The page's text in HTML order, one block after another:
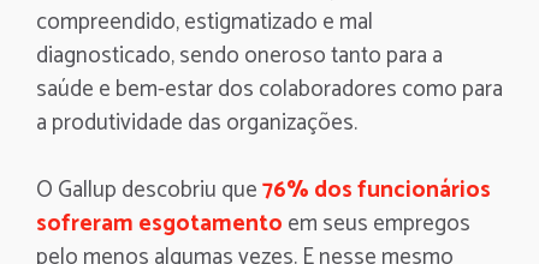
compreendido, estigmatizado e mal
diagnosticado, sendo oneroso tanto para a
saúde e bem-estar dos colaboradores como para
a produtividade das organizações.
O Gallup descobriu que76% dos funcionários
sofreram esgotamentoem seus empregos